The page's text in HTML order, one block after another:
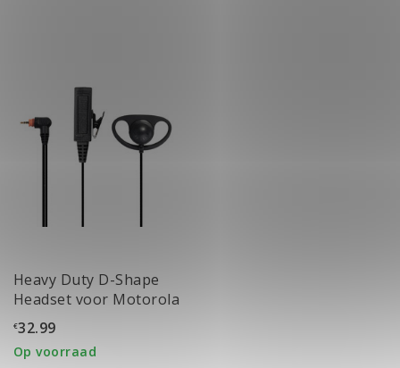
Heavy Duty D-Shape
Headset voor Motorola
TLK100 & TLK110
€32.99
Op voorraad